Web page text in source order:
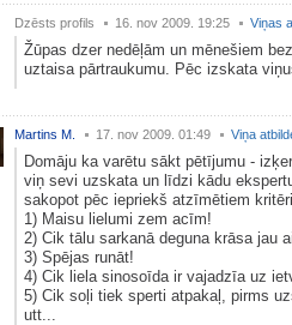
Dzēsts profils 16. nov 2009. 19:25 Viņas
Žūpas dzer nedēļām un mēnešiem
uztaisa pārtraukumu. Pēc izskata
Martins M. 17. nov 2009. 01:49 Viņa
Domāju ka varētu sākt pētījumu -
viņ sevi uzskata un līdzi kādu
sakopot pēc iepriekš atzīmētiem
1) Maisu lielumi zem acīm!
2) Cik tālu sarkanā deguna krāsa jau
3) Spējas runāt!
4) Cik liela sinosoīda ir vajadzīa uz
5) Cik soļi tiek sperti atpakaļ, pirms
utt...